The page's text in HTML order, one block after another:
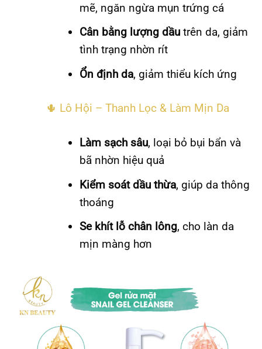
mẽ, ngăn ngừa mụn trứng cá
Cân bằng lượng dầutrên da, giảm
tình trạng nhờn rít
Ổn định da, giảm thiểu kích ứng
🌵 Lô Hội – Thanh Lọc & Làm Mịn Da
Làm sạch sâu, loại bỏ bụi bẩn và
bã nhờn hiệu quả
Kiểm soát dầu thừa, giúp da thông
thoáng
Se khít lỗ chân lông, cho làn da
mịn màng hơn